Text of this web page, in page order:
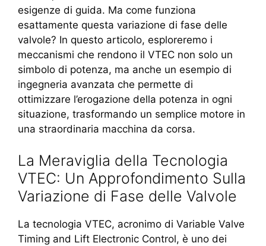
esigenze di guida. Ma come funziona
esattamente questa variazione di fase delle
valvole? In questo articolo, esploreremo i
meccanismi che rendono il VTEC non solo un
simbolo di potenza, ma anche un esempio di
ingegneria avanzata che permette di
ottimizzare l’erogazione della potenza in ogni
situazione, trasformando un semplice motore in
una straordinaria macchina da corsa.
La Meraviglia della Tecnologia
VTEC: Un Approfondimento Sulla
Variazione di Fase delle Valvole
La tecnologia VTEC, acronimo di Variable Valve
Timing and Lift Electronic Control, è uno dei